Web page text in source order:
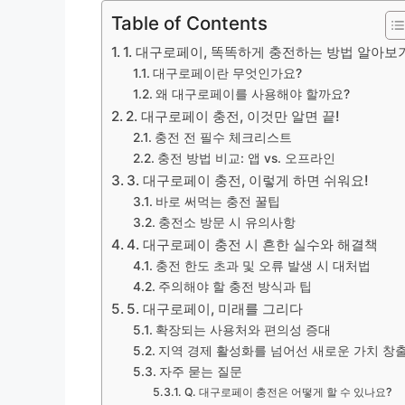
Table of Contents
1. 대구로페이, 똑똑하게 충전하는 방법 알아보
대구로페이란 무엇인가요?
왜 대구로페이를 사용해야 할까요?
2. 대구로페이 충전, 이것만 알면 끝!
충전 전 필수 체크리스트
충전 방법 비교: 앱 vs. 오프라인
3. 대구로페이 충전, 이렇게 하면 쉬워요!
바로 써먹는 충전 꿀팁
충전소 방문 시 유의사항
4. 대구로페이 충전 시 흔한 실수와 해결책
충전 한도 초과 및 오류 발생 시 대처법
주의해야 할 충전 방식과 팁
5. 대구로페이, 미래를 그리다
확장되는 사용처와 편의성 증대
지역 경제 활성화를 넘어선 새로운 가치 창
자주 묻는 질문
Q. 대구로페이 충전은 어떻게 할 수 있나요?